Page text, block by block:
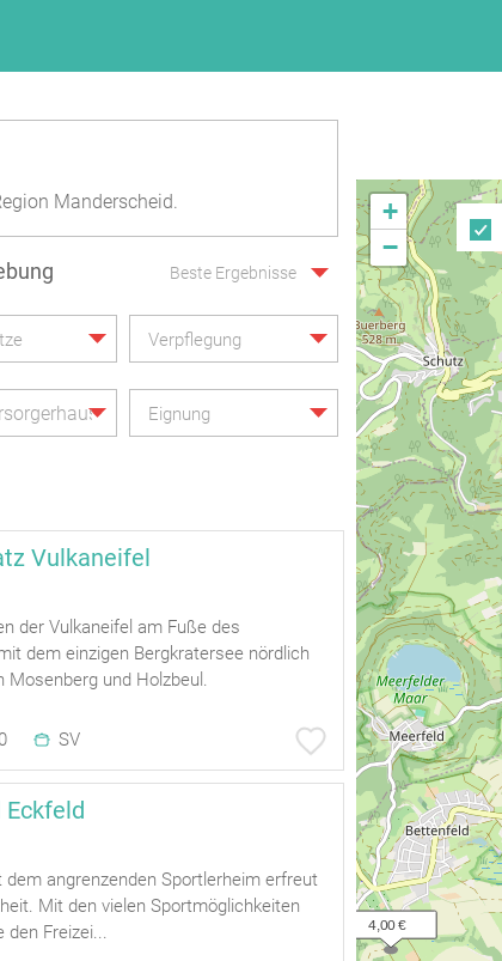
Manderscheid.
Beste Ergebnisse
Verpflegung
Eignung
Vulkaneifel
der Vulkaneifel am Fuße des
dem einzigen Bergkratersee nördlich
Mosenberg und Holzbeul.
SV
angrenzenden Sportlerheim erfreut
Mit den vielen Sportmöglichkeiten
den Freizei...
    4,00 €
+
−